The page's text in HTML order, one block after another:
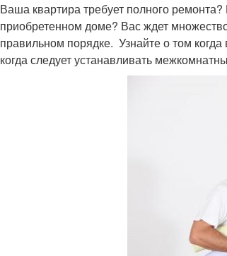
Ваша квартира требует полного
приобретенном доме? Вас ждет
правильном порядке. Узнайте о том
когда следует устанавливать